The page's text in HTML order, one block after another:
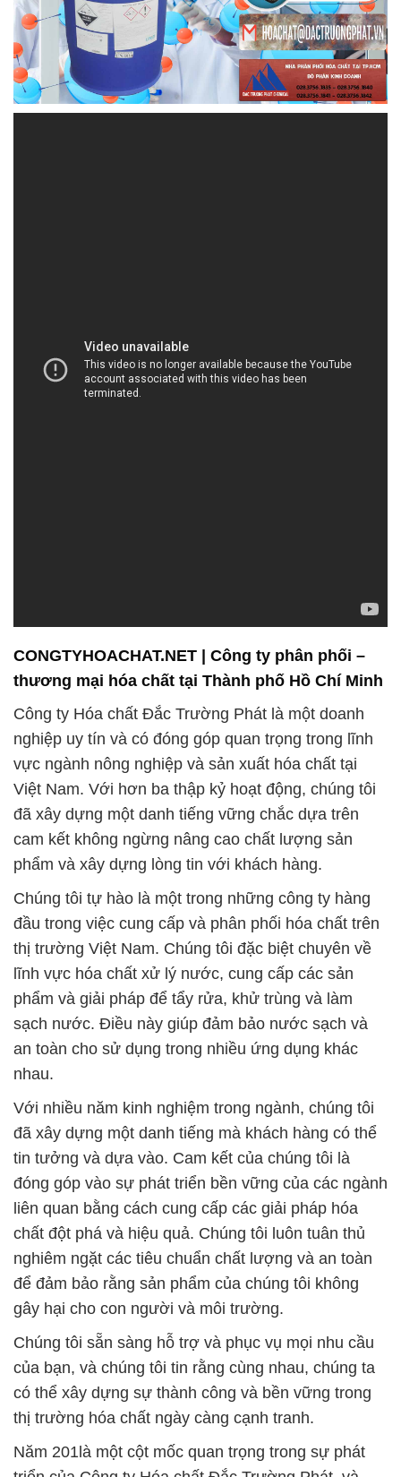
phẩm và xây dựng lòng tin với khách hàng.
Chúng tôi tự hào là một trong những công ty hàng
đầu trong việc cung cấp và phân phối hóa chất trên
thị trường Việt Nam. Chúng tôi đặc biệt chuyên về
lĩnh vực hóa chất xử lý nước, cung cấp các sản
phẩm và giải pháp để tẩy rửa, khử trùng và làm
sạch nước. Điều này giúp đảm bảo nước sạch và
an toàn cho sử dụng trong nhiều ứng dụng khác
nhau.
Với nhiều năm kinh nghiệm trong ngành, chúng tôi
đã xây dựng một danh tiếng mà khách hàng có thể
tin tưởng và dựa vào. Cam kết của chúng tôi là
đóng góp vào sự phát triển bền vững của các ngành
liên quan bằng cách cung cấp các giải pháp hóa
chất đột phá và hiệu quả. Chúng tôi luôn tuân thủ
nghiêm ngặt các tiêu chuẩn chất lượng và an toàn
để đảm bảo rằng sản phẩm của chúng tôi không
Chúng tôi sẵn sàng hỗ trợ và phục vụ mọi nhu cầu
của bạn, và chúng tôi tin rằng cùng nhau, chúng ta
có thể xây dựng sự thành công và bền vững trong
thị trường hóa chất ngày càng cạnh tranh.
Năm 201là một cột mốc quan trọng trong sự phát
triển của Công ty Hóa chất Đắc Trường Phát, và
chúng tôi cam kết tiếp tục phấn đấu để đáp ứng mọi
yêu cầu của khách hàng và duy trì tầm nhìn của
mình là một đối tác đáng tin cậy trong lĩnh vực hóa
chất xử lý nước và bảo vệ môi trường.
# Đơn vị bán ♯ kinh doanh hóa chất Potassium
Hyđrôxit Dạng Lỏng × Potassium Hydroxide Liquid
tại Bình Dương
# Địa chỉ kinh doanh & phân phối hóa chất